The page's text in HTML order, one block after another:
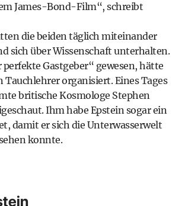
James-Bond-Film“, schreibt
die beiden täglich miteinander
sich über Wissenschaft unterhalten.
perfekte Gastgeber“ gewesen, hätte
Tauchlehrer organisiert. Eines Tages
britische Kosmologe Stephen
Ihm habe Epstein sogar ein
damit er sich die Unterwasserwelt
konnte.